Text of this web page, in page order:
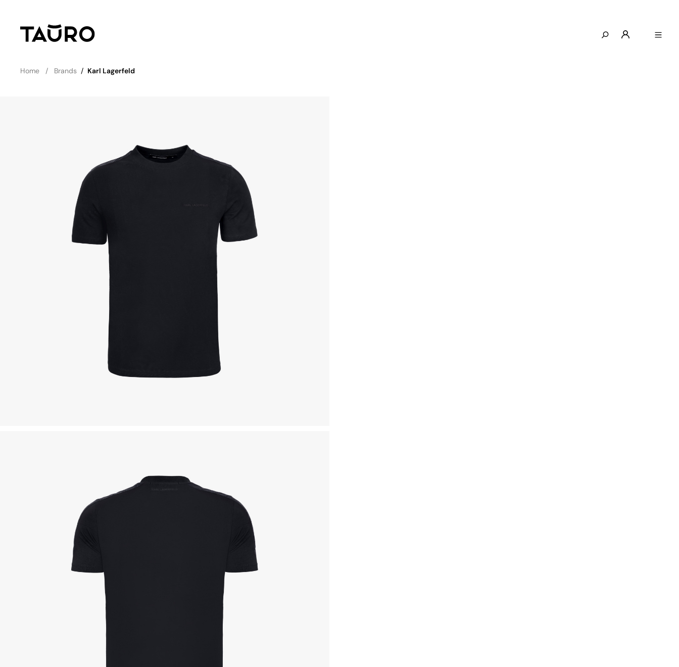
Home Brands / Karl Lagerfeld